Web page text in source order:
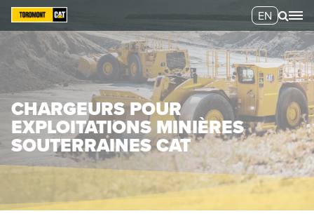
EN
CHARGEURS POUR
EXPLOITATIONS MINIÈRES
SOUTERRAINES CAT